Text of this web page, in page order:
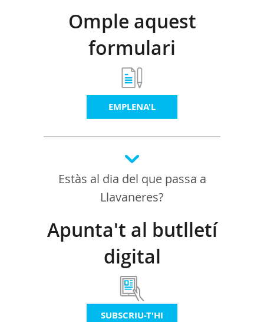
Omple aquest
formulari
EMPLENA'L
Estàs al dia del que passa a
Llavaneres?
Apunta't al butlletí
digital
SUBSCRIU-T'HI